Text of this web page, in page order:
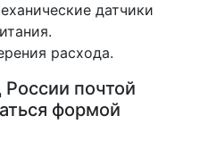
датчики
расхода.
почтой
формой